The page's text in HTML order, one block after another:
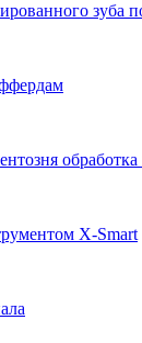
зуба
Х-Smart